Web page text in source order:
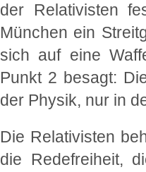
der Relativisten
München ein
sich auf eine
Punkt 2 besagt:
der Physik, nur in
Die Relativisten
die Redefreiheit,